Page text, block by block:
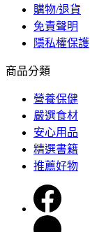
購物/退貨
免責聲明
隱私權保護
商品分類
營養保健
嚴選食材
安心用品
精選書籍
推薦好物